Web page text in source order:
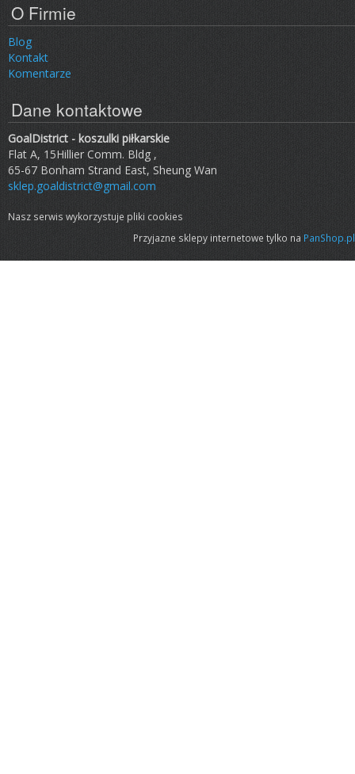
O Firmie
Blog
Kontakt
Komentarze
Dane kontaktowe
GoalDistrict - koszulki piłkarskie
Flat A, 15Hillier Comm. Bldg ,
65-67 Bonham Strand East, Sheung Wan
sklep.goaldistrict@gmail.com
Nasz serwis wykorzystuje pliki cookies
Przyjazne sklepy internetowe tylko na PanShop.pl